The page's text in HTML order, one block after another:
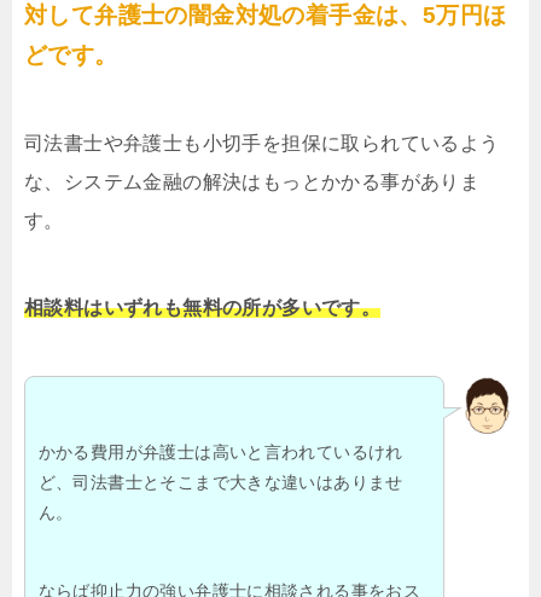
対して弁護士の闇金対処の着手金は、5万円ほ
どです。
司法書士や弁護士も小切手を担保に取られているよう
な、システム金融の解決はもっとかかる事がありま
す。
相談料はいずれも無料の所が多いです。
かかる費用が弁護士は高いと言われているけれ
ど、司法書士とそこまで大きな違いはありませ
ん。
ならば抑止力の強い弁護士に相談される事をおス